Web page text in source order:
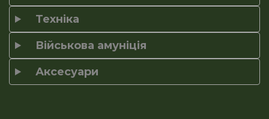
Техніка
Військова амуніція
Аксесуари